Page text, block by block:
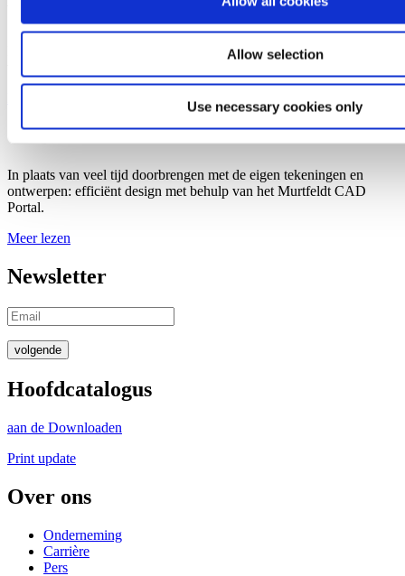
Allow selection
Use necessary cookies only
De afdeling Application Technology geeft u graag kosteloos en
CAD Portal
In plaats van veel tijd doorbrengen met de eigen tekeningen en
ontwerpen: efficiënt design met behulp van het Murtfeldt CAD
Portal.
Meer lezen
Newsletter
volgende
Hoofdcatalogus
aan de Downloaden
Print update
Over ons
Onderneming
Carrière
Pers